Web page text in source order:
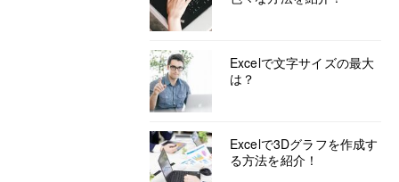
Excelで文字サイズの最大
は？
Excelで3Dグラフを作成す
る方法を紹介！